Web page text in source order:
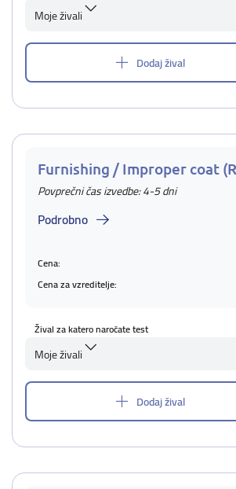
Moje živali
Dodaj žival
Furnishing / Improper coat
Povprečni čas izvedbe: 4-5 dni
Podrobno
Cena:
Cena za vzreditelje:
Žival za katero naročate test
Moje živali
Dodaj žival